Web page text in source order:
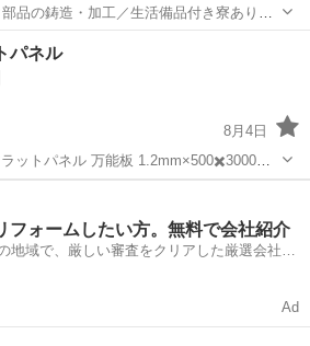
品の鋳造・加工／生活備品付き寮あり◎
》 お仕事について バイ
ンジン部品を工具を使って研削や研磨し
古川駅
パネル
8月4日
ットパネル 万能板 1.2mm×500✖️3000mm
仮囲い 鉄板 壁 90枚在庫，1枚2000円で
談は可能です，中古品になります，錆，
フォームしたい方。無料で会社紹介
地域で、厳しい審査をクリアした厳選会社を
Ad